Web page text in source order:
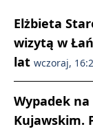
Elżbieta
wizytą w
lat wczoraj,
Wypadek
Kujawskim.